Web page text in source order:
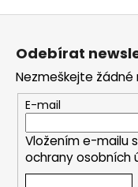
ř
e
b
u
e
Z
Odebírat
Nezmeškejte žádné
E-mail
Vložením e-mailu
ochrany osobních